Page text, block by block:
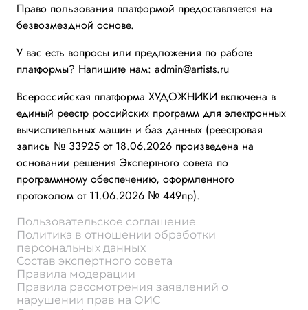
Право пользования платформой предоставляется на
безвозмездной основе.
У вас есть вопросы или предложения по работе
платформы? Напишите нам: admin@artists.ru
Всероссийская платформа ХУДОЖНИКИ включена в
единый реестр российских программ для электронных
вычислительных машин и баз данных (реестровая
запись № 33925 от 18.06.2026 произведена на
основании решения Экспертного совета по
программному обеспечению, оформленного
протоколом от 11.06.2026 № 449пр).
Пользовательское соглашение
Политика в отношении обработки
персональных данных
Состав экспертного совета
Правила модерации
Правила рассмотрения заявлений о
нарушении прав на ОИС